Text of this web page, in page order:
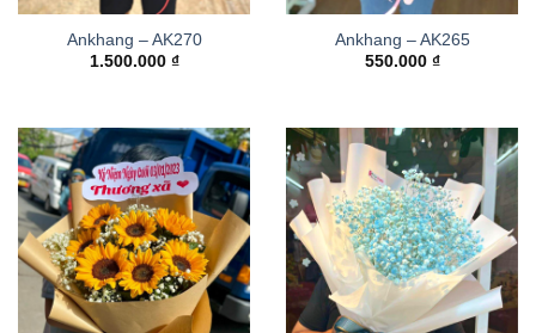
Ankhang – AK270
1.500.000 ₫
Ankhang – AK265
550.000 ₫